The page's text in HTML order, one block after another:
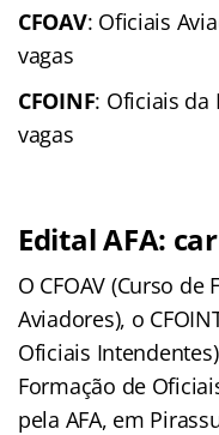
CFOAV: Oficiais
vagas
CFOINF: Oficiais da
vagas
Edital AFA:
O CFOAV (Curso
Aviadores), o
Oficiais
Formação de
pela AFA, em